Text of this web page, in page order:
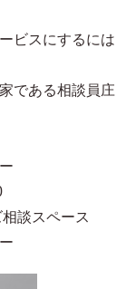
ビスにするには
である相談員庄
談スペース